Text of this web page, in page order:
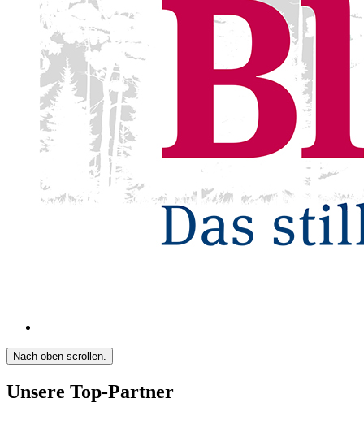
Nach oben scrollen.
Unsere Top-Partner